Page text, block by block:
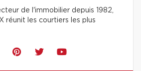
de l'immobilier depuis 1982,
réunit les courtiers les plus